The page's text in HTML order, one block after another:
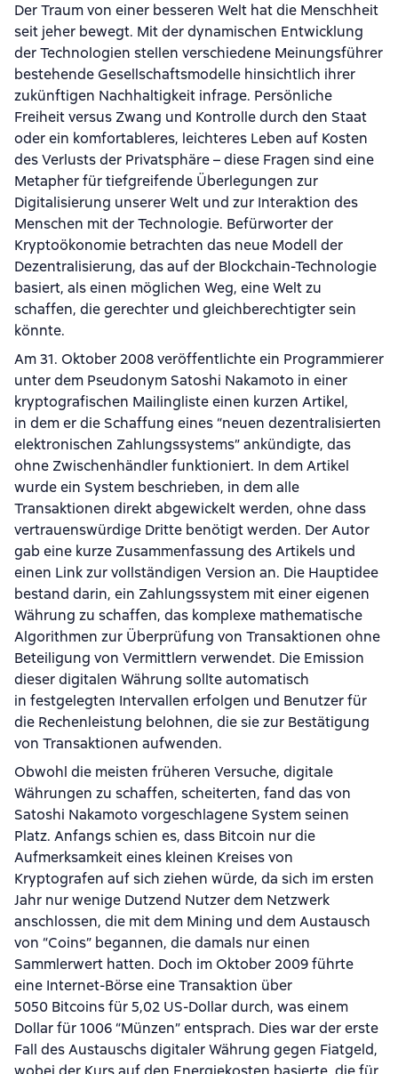
Der Traum von einer besseren Welt hat die Menschheit
seit jeher bewegt. Mit der dynamischen Entwicklung
der Technologien stellen verschiedene Meinungsführer
bestehende Gesellschaftsmodelle hinsichtlich ihrer
zukünftigen Nachhaltigkeit infrage. Persönliche
Freiheit versus Zwang und Kontrolle durch den Staat
oder ein komfortableres, leichteres Leben auf Kosten
des Verlusts der Privatsphäre – diese Fragen sind eine
Metapher für tiefgreifende Überlegungen zur
Digitalisierung unserer Welt und zur Interaktion des
Menschen mit der Technologie. Befürworter der
Kryptoökonomie betrachten das neue Modell der
Dezentralisierung, das auf der Blockchain-Technologie
basiert, als einen möglichen Weg, eine Welt zu
schaffen, die gerechter und gleichberechtigter sein
könnte.
Am 31. Oktober 2008 veröffentlichte ein Programmierer
unter dem Pseudonym Satoshi Nakamoto in einer
kryptografischen Mailingliste einen kurzen Artikel,
in dem er die Schaffung eines “neuen dezentralisierten
elektronischen Zahlungssystems” ankündigte, das
ohne Zwischenhändler funktioniert. In dem Artikel
wurde ein System beschrieben, in dem alle
Transaktionen direkt abgewickelt werden, ohne dass
vertrauenswürdige Dritte benötigt werden. Der Autor
gab eine kurze Zusammenfassung des Artikels und
einen Link zur vollständigen Version an. Die Hauptidee
bestand darin, ein Zahlungssystem mit einer eigenen
Währung zu schaffen, das komplexe mathematische
Algorithmen zur Überprüfung von Transaktionen ohne
Beteiligung von Vermittlern verwendet. Die Emission
dieser digitalen Währung sollte automatisch
in festgelegten Intervallen erfolgen und Benutzer für
die Rechenleistung belohnen, die sie zur Bestätigung
von Transaktionen aufwenden.
Obwohl die meisten früheren Versuche, digitale
Währungen zu schaffen, scheiterten, fand das von
Satoshi Nakamoto vorgeschlagene System seinen
Platz. Anfangs schien es, dass Bitcoin nur die
Aufmerksamkeit eines kleinen Kreises von
Kryptografen auf sich ziehen würde, da sich im ersten
Jahr nur wenige Dutzend Nutzer dem Netzwerk
anschlossen, die mit dem Mining und dem Austausch
von “Coins” begannen, die damals nur einen
Sammlerwert hatten. Doch im Oktober 2009 führte
eine Internet-Börse eine Transaktion über
5050 Bitcoins für 5,02 US-Dollar durch, was einem
Dollar für 1006 “Münzen” entsprach. Dies war der erste
Fall des Austauschs digitaler Währung gegen Fiatgeld,